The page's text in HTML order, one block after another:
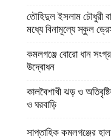
তৌহিদুল ইসলাম চৌধুরী
মধ্যে বিনামূল্যে স্কুল
কমলগঞ্জে বোরো ধান
উদ্বোধন
কালবৈশাখী ঝড় ও
ও ঘরবাড়ি
সাপ্তাহিক কমলগঞ্জের